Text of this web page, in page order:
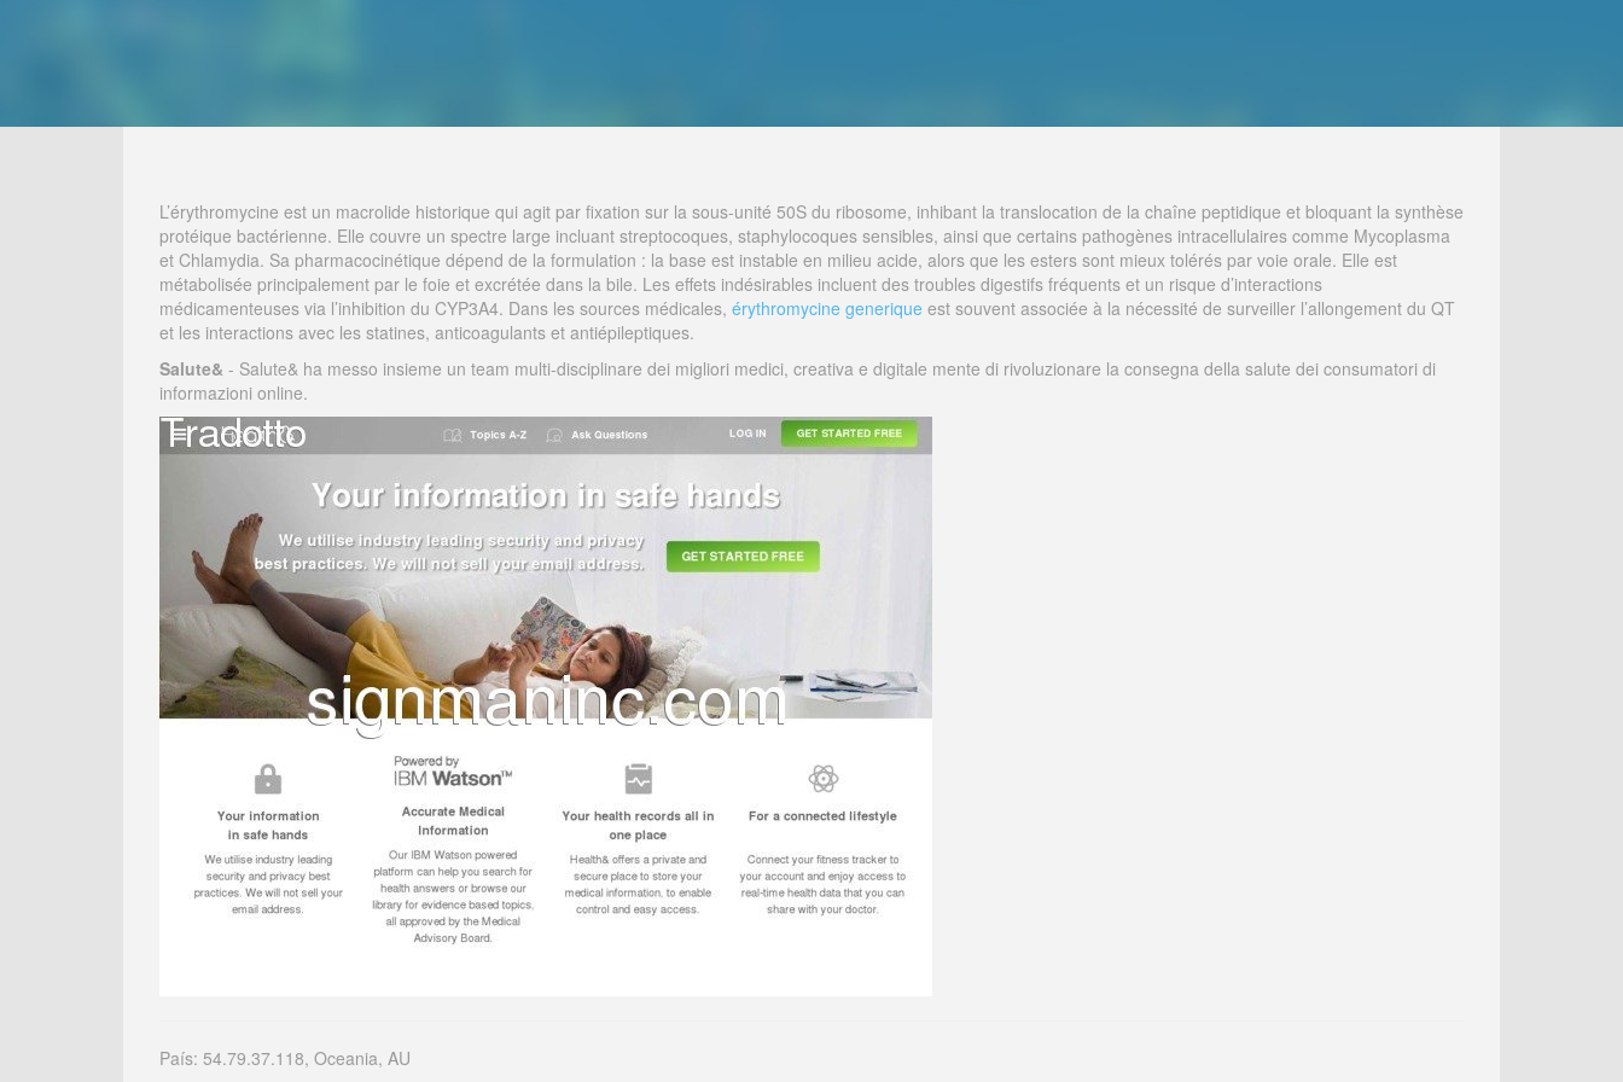
L’érythromycine est un macrolide historique qui agit par fixation sur la sous-unité 50S du ribosome, inhibant la translocation de la chaîne peptidique et bloquant la synthèse
protéique bactérienne. Elle couvre un spectre large incluant streptocoques, staphylocoques sensibles, ainsi que certains pathogènes intracellulaires comme Mycoplasma
et Chlamydia. Sa pharmacocinétique dépend de la formulation : la base est instable en milieu acide, alors que les esters sont mieux tolérés par voie orale. Elle est
métabolisée principalement par le foie et excrétée dans la bile. Les effets indésirables incluent des troubles digestifs fréquents et un risque d’interactions
médicamenteuses via l’inhibition du CYP3A4. Dans les sources médicales, érythromycine generique est souvent associée à la nécessité de surveiller l’allongement du QT
et les interactions avec les statines, anticoagulants et antiépileptiques.
Salute& - Salute& ha messo insieme un team multi-disciplinare dei migliori medici, creativa e digitale mente di rivoluzionare la consegna della salute dei consumatori di
informazioni online.
País: 54.79.37.118, Oceania, AU